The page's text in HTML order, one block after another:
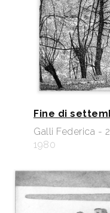
Fine di
Galli Federica -
1980